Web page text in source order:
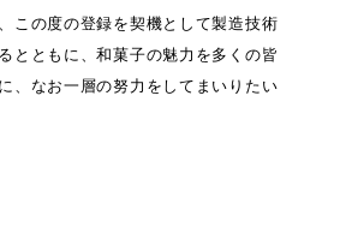
この度の登録を契機として製造技術
とともに、和菓子の魅力を多くの皆
、なお一層の努力をしてまいりたい